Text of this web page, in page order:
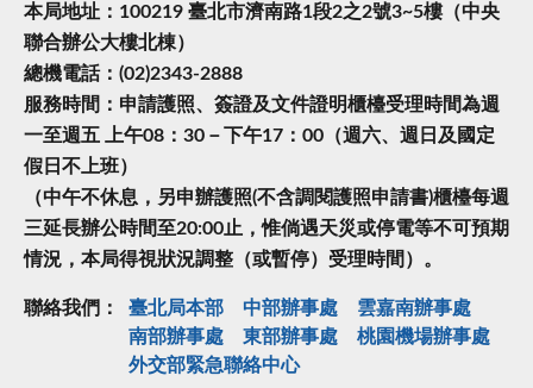
本局地址：100219 臺北市濟南路1段2之2號3~5樓（中央
聯合辦公大樓北棟）
總機電話：(02)2343-2888
服務時間：申請護照、簽證及文件證明櫃檯受理時間為週
一至週五 上午08：30－下午17：00（週六、週日及國定
假日不上班）
（中午不休息，另申辦護照(不含調閱護照申請書)櫃檯每週
三延長辦公時間至20:00止，惟倘遇天災或停電等不可預期
情況，本局得視狀況調整（或暫停）受理時間）。
聯絡我們： 臺北局本部 中部辦事處
雲嘉南辦事處
南部辦事處
東部辦事處
桃園機場辦事處
外交部緊急聯絡中⼼